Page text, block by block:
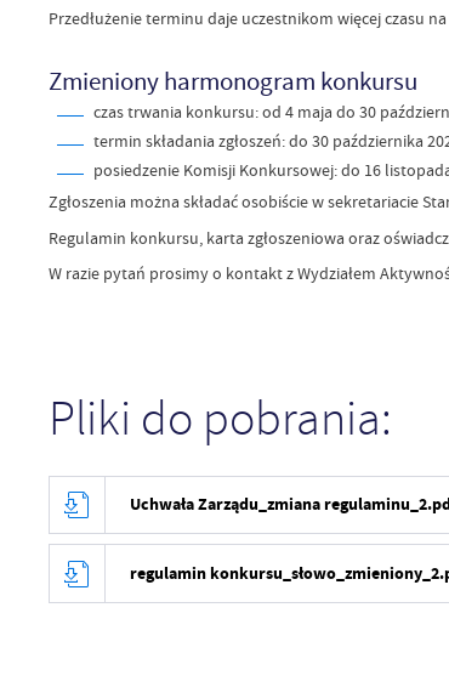
Przedłużenie terminu daje uczestnikom więcej czasu
Zmieniony harmonogram konkursu
czas trwania konkursu: od 4 maja do 30
termin składania zgłoszeń: do 30 października
posiedzenie Komisji Konkursowej: do 16
Zgłoszenia można składać osobiście w sekretariacie
Regulamin konkursu, karta zgłoszeniowa oraz
W razie pytań prosimy o kontakt z Wydziałem
Pliki do pobrania:
Uchwała Zarządu_zmiana
regulamin